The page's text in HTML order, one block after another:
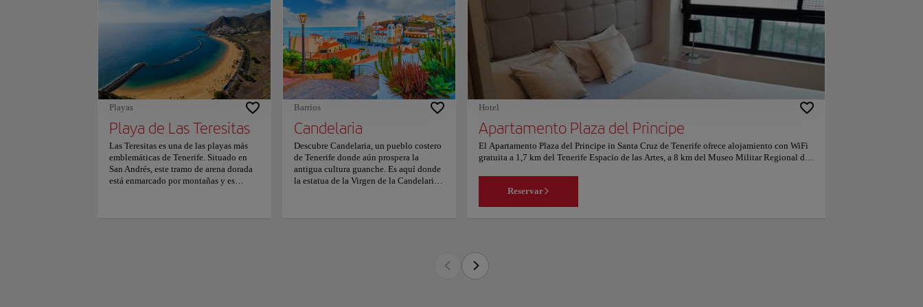
practicar senderismo y snorkel. También
hay jardín. El Luxury Apartment Beach
and Mountain se encuentra a 13 km de
Santa Cruz de Tenerife y a 23 km de La
Laguna. El aeropuerto de Tenerife Norte
es el más cercano y está a 26 km. A las
parejas les encanta la ubicación — Le
han puesto un 8.0 para viajes de dos
personas.
Playas
Playa de Las Teresitas
Las Teresitas es una de las playas más
emblemáticas de Tenerife. Situado en
San Andrés, este tramo de arena dorada
está enmarcado por montañas y es
Barrios
Candelaria
Descubre Candelaria, un pueblo costero
de Tenerife donde aún prospera la
antigua cultura guanche. Es aquí donde
la estatua de la Virgen de la Candelaria
Hotel
Apartamento Plaza del Principe
El Apartamento Plaza del Principe in Santa Cruz de Tenerife ofrece alojamiento con WiFi
gratuita a 1,7 km del Tenerife Espacio de las Artes, a 8 km del Museo Militar Regional de
cocina con microondas y nevera, TV de pantalla plana, zona de estar y baño con ducha. El
Reservar